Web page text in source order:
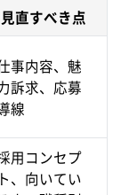
見直すべき点
事内容、魅
訴求、応募
線
用コンセプ
ト、向いてい